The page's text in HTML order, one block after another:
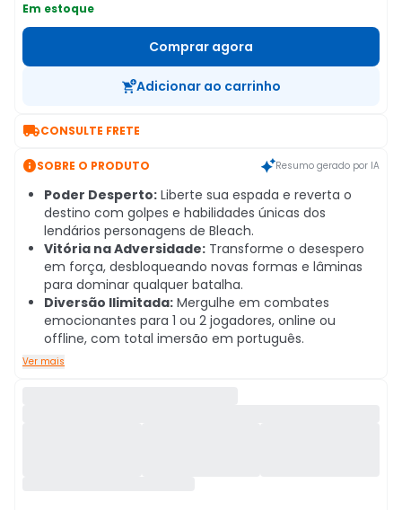
Em estoque
Comprar agora
Adicionar ao carrinho
CONSULTE FRETE
SOBRE O PRODUTO Resumo gerado por IA
Poder Desperto: Liberte sua espada e reverta o
destino com golpes e habilidades únicas dos
lendários personagens de Bleach.
Vitória na Adversidade: Transforme o desespero
em força, desbloqueando novas formas e lâminas
para dominar qualquer batalha.
Diversão Ilimitada: Mergulhe em combates
emocionantes para 1 ou 2 jogadores, online ou
offline, com total imersão em português.
Ver mais